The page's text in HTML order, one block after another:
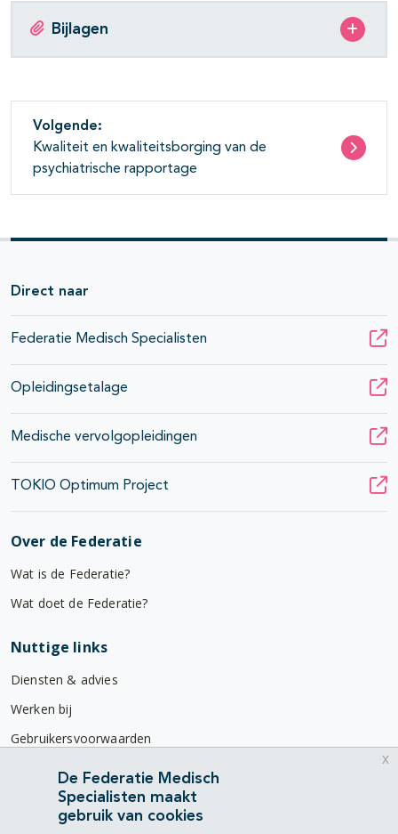
Bijlagen
Volgende:
Kwaliteit en kwaliteitsborging van de
psychiatrische rapportage
Direct naar
Federatie Medisch Specialisten
Opleidingsetalage
Medische vervolgopleidingen
TOKIO Optimum Project
Over de Federatie
Wat is de Federatie?
Wat doet de Federatie?
Nuttige links
Diensten & advies
Werken bij
Gebruikersvoorwaarden
Privacyverklaring
Contact
De Federatie Medisch
Specialisten maakt
gebruik van cookies
x